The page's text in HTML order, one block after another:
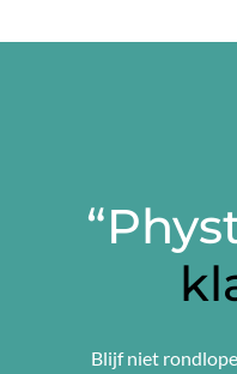
Blijf niet